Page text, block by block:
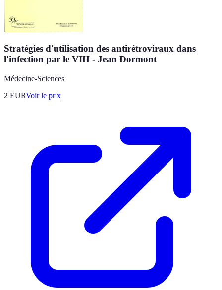
Stratégies d'utilisation des antirétroviraux dans
l'infection par le VIH - Jean Dormont
Médecine-Sciences
2 EURVoir le prix